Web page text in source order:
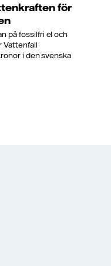
för
på fossilfri el och
Vattenfall
i den svenska